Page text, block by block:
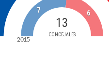
13
CONCEJALES
7 6
2015